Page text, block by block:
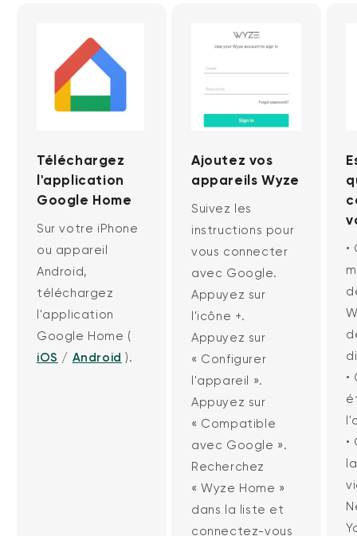
Téléchargez
l'application
Google Home
Sur votre iPhone
ou appareil
Android,
téléchargez
l'application
Google Home (
iOS / Android ).
Ajoutez vos
appareils Wyze
Suivez les
instructions pour
vous connecter
avec Google.
Appuyez sur
l'icône +.
Appuyez sur
« Configurer
l'appareil ».
Appuyez sur
« Compatible
avec Google ».
Recherchez
« Wyze Home »
dans la liste et
connectez-vous
•
•
•